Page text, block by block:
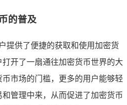
的普及
提供了便捷的获取和使用加密货
开了一扇通往加密货币世界的大
市场的门槛，更多的用户能够轻
管理中来，从而促进了加密货币